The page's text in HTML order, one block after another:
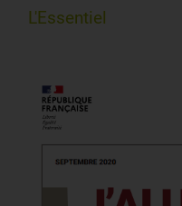
L'Essentiel